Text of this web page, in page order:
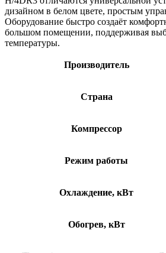
дизайном в белом цвете, простым
Оборудование быстро создаёт
большом помещении, поддерживая
температуры.
Производитель
Страна
Компрессор
Режим работы
Охлаждение, кВт
Обогрев, кВт